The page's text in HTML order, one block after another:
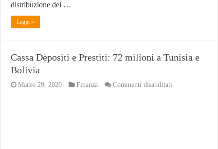
distribuzione dei …
Leggi »
Cassa Depositi e Prestiti: 72 milioni a Tunisia e
Bolivia
Marzo 29, 2020 Finanza Commenti disabilitati